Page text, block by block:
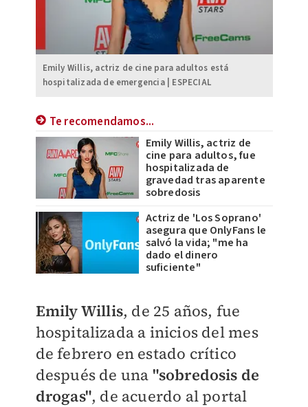
Emily Willis, actriz de cine para adultos está
hospitalizada de emergencia | ESPECIAL
Te recomendamos...
Emily Willis, actriz de
cine para adultos, fue
hospitalizada de
gravedad tras aparente
sobredosis
Actriz de 'Los Soprano'
asegura que OnlyFans le
salvó la vida; "me ha
dado el dinero
suficiente"
Emily Willis, de 25 años, fue
hospitalizada a inicios del mes
de febrero en estado crítico
después de una "sobredosis de
drogas", de acuerdo al portal